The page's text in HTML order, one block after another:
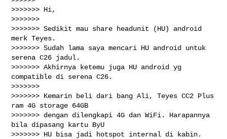
>>>>>>> Hi,
>>>>>>>
>>>>>>> Sedikit mau share headunit (HU) android
merk Teyes.
>>>>>>> Sudah lama saya mencari HU android untuk
serena C26 jadul.
>>>>>>> Akhirnya ketemu juga HU android yg
compatible di serena C26.
>>>>>>>
>>>>>>> Kemarin beli dari bang Ali, Teyes CC2 Plus
ram 4G storage 64GB
>>>>>>> dengan dilengkapi 4G dan WiFi. Harapannya
bila dipasang kartu ByU
>>>>>>> HU bisa jadi hotspot internal di kabin.